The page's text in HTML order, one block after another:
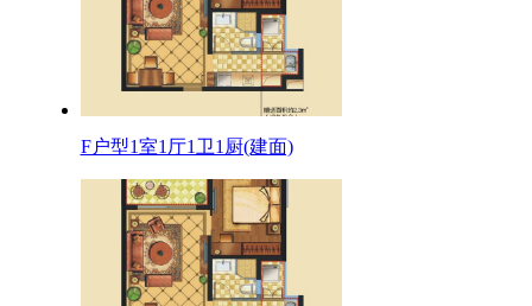
F户型1室1厅1卫1厨(建面)